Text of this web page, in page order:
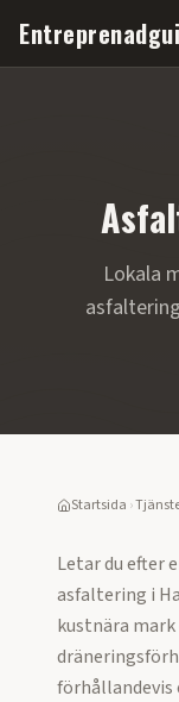
Lokala
asfaltering
Startsida ›
Letar du efter
asfaltering i
kustnära
förhållandevis